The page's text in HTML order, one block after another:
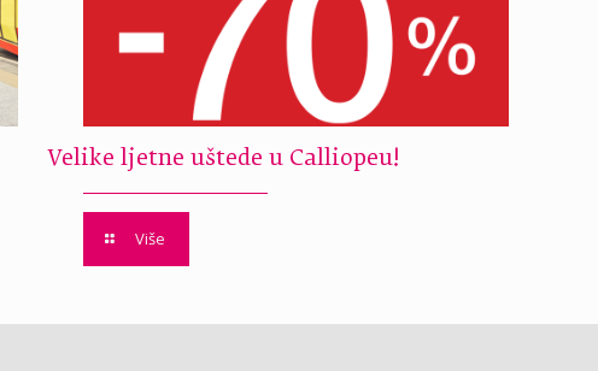
Velike ljetne uštede u Calliopeu!
Više